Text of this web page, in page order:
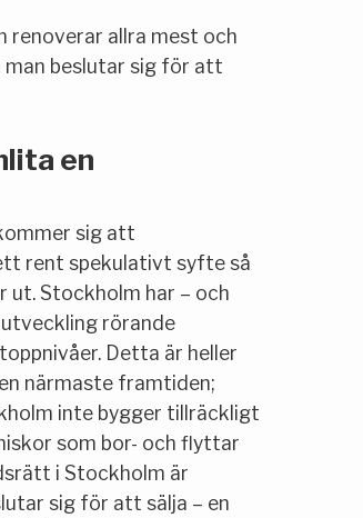
renoverar allra mest och
beslutar sig för att
en
sig att
rent spekulativt syfte så
ut. Stockholm har – och
rörande
Detta är heller
närmaste framtiden;
inte bygger tillräckligt
som bor- och flyttar
i Stockholm är
sig för att sälja – en